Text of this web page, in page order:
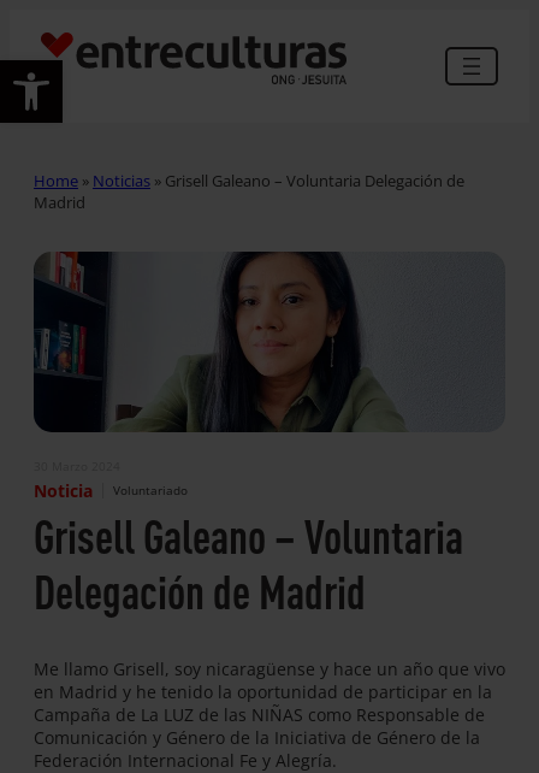
Abrir barra de herramientas
Home » Noticias » Grisell Galeano – Voluntaria Delegación de
Madrid
Noticia Voluntariado
Grisell Galeano – Voluntaria
Delegación de Madrid
Me llamo Grisell, soy nicaragüense y hace un año que vivo
en Madrid y he tenido la oportunidad de participar en la
Campaña de La LUZ de las NIÑAS como Responsable de
Comunicación y Género de la Iniciativa de Género de la
Federación Internacional Fe y Alegría.